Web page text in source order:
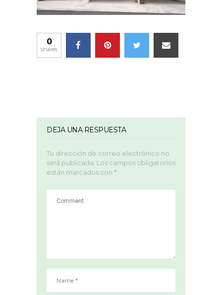
0
shares
DEJA UNA RESPUESTA
Tu dirección de correo electrónico no
será publicada. Los campos obligatorios
están marcados con *